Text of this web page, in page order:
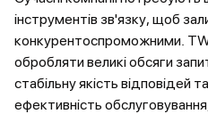
інструментів зв'язку, щоб
конкурентоспроможними.
обробляти великі обсяги
стабільну якість відповідей
ефективність